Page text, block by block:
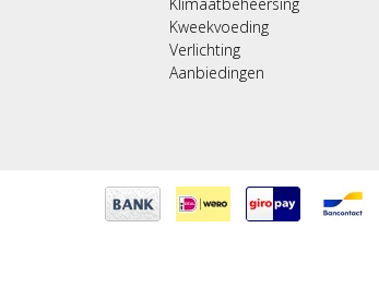
Kweekvoeding
Verlichting
Aanbiedingen